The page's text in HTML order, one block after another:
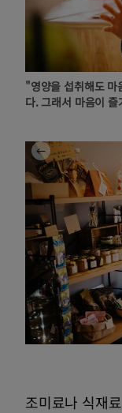
"영양을 섭취해도 마
다. 그래서 마음이
조미료나 식재